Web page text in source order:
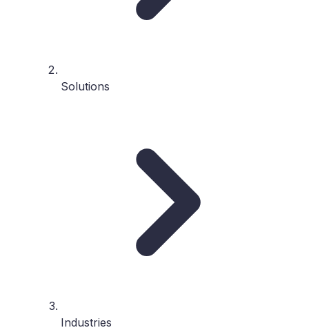
Solutions
Industries